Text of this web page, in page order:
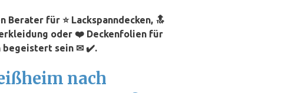
Berater für ⭐ Lackspanndecken, 🔝
oder ❤️ Deckenfolien für
begeistert sein ✉ ✔️.
nach